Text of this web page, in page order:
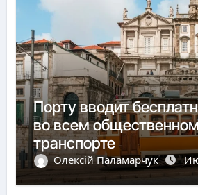
Порту вводит
во всем
транспорте
Олексій Паламарчук